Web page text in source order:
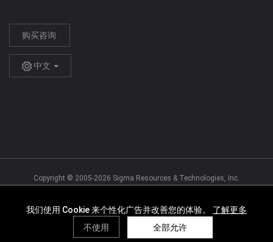
购买咨询
中文
Copyright © 2005-2026 Sigma Resources & Technologies, Inc.
Requesting User Permissions
我们使用 Cookie 来个性化广告并改善您的体验。 了解更多
不使用
全部允许